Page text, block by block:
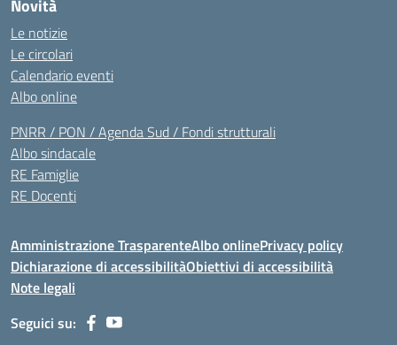
Novità
Le notizie
Le circolari
Calendario eventi
Albo online
PNRR / PON / Agenda Sud / Fondi strutturali
Albo sindacale
RE Famiglie
RE Docenti
Amministrazione TrasparenteAlbo onlinePrivacy policy
Dichiarazione di accessibilitàObiettivi di accessibilità
Note legali
Seguici su: